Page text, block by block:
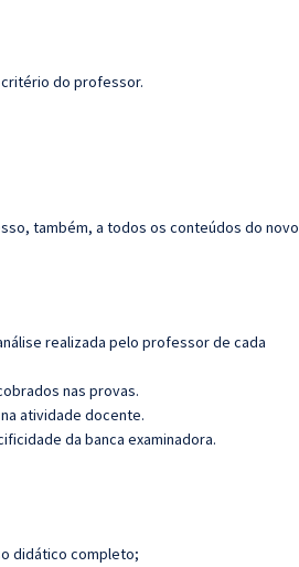
do professor.
também, a todos os conteúdos do novo
realizada pelo professor de cada
nas provas.
atividade docente.
da banca examinadora.
didático completo;